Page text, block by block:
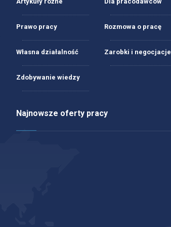
Prawo pracy Rozmowa o pracę
Własna działalność Zarobki i negocjacje
Zdobywanie wiedzy
Najnowsze oferty pracy